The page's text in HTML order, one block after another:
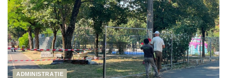
ADMINISTRAȚIE